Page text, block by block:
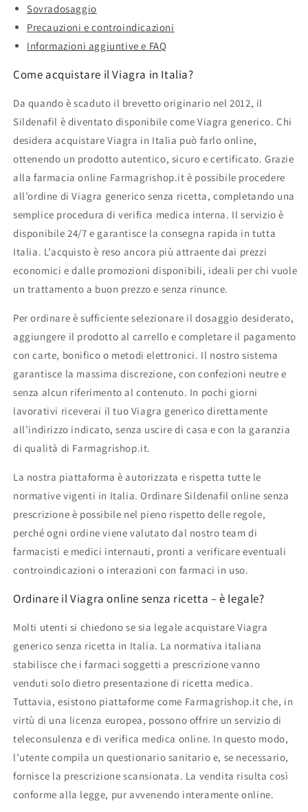
Sovradosaggio
Precauzioni e controindicazioni
Informazioni aggiuntive e FAQ
Come acquistare il Viagra in Italia?
Da quando è scaduto il brevetto originario nel 2012, il
Sildenafil è diventato disponibile come Viagra generico. Chi
desidera acquistare Viagra in Italia può farlo online,
ottenendo un prodotto autentico, sicuro e certificato. Grazie
alla farmacia online Farmagrishop.it è possibile procedere
all’ordine di Viagra generico senza ricetta, completando una
semplice procedura di verifica medica interna. Il servizio è
disponibile 24/7 e garantisce la consegna rapida in tutta
Italia. L’acquisto è reso ancora più attraente dai prezzi
economici e dalle promozioni disponibili, ideali per chi vuole
un trattamento a buon prezzo e senza rinunce.
Per ordinare è sufficiente selezionare il dosaggio desiderato,
aggiungere il prodotto al carrello e completare il pagamento
con carte, bonifico o metodi elettronici. Il nostro sistema
garantisce la massima discrezione, con confezioni neutre e
senza alcun riferimento al contenuto. In pochi giorni
lavorativi riceverai il tuo Viagra generico direttamente
all’indirizzo indicato, senza uscire di casa e con la garanzia
di qualità di Farmagrishop.it.
La nostra piattaforma è autorizzata e rispetta tutte le
normative vigenti in Italia. Ordinare Sildenafil online senza
prescrizione è possibile nel pieno rispetto delle regole,
perché ogni ordine viene valutato dal nostro team di
farmacisti e medici internauti, pronti a verificare eventuali
controindicazioni o interazioni con farmaci in uso.
Ordinare il Viagra online senza ricetta – è legale?
Molti utenti si chiedono se sia legale acquistare Viagra
generico senza ricetta in Italia. La normativa italiana
stabilisce che i farmaci soggetti a prescrizione vanno
venduti solo dietro presentazione di ricetta medica.
Tuttavia, esistono piattaforme come Farmagrishop.it che, in
virtù di una licenza europea, possono offrire un servizio di
teleconsulenza e di verifica medica online. In questo modo,
l’utente compila un questionario sanitario e, se necessario,
fornisce la prescrizione scansionata. La vendita risulta così
conforme alla legge, pur avvenendo interamente online.